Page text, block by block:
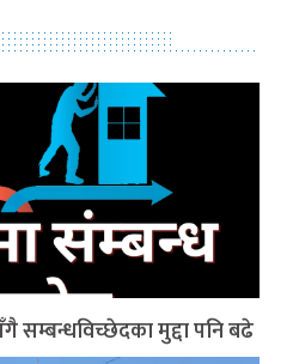
सम्बन्धविच्छेदका मुद्दा पनि बढे